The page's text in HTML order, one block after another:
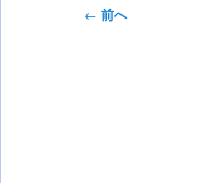
投
← 前へ